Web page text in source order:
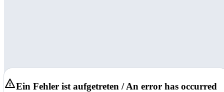
Ein Fehler ist aufgetreten / An error has occurred